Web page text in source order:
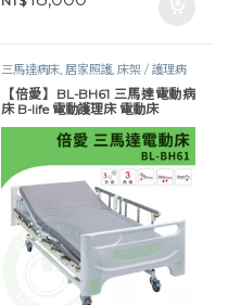
三馬達病床 居家照護,床架 / 護理病
床,護理床具及配件 ,長照專區,預防褥
瘡
【倍愛】BL-BH61 三馬達電動病
床 B-life 電動護理床 電動床